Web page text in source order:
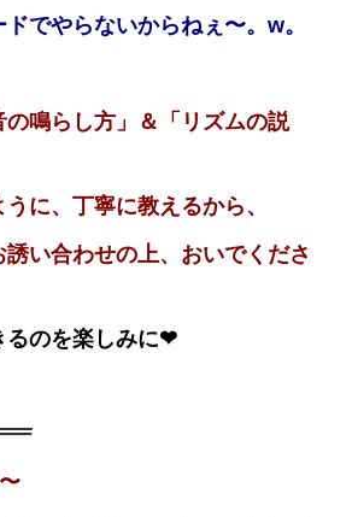
でやらないからねぇ〜。w。
の鳴らし方」＆「リズムの説
に、丁寧に教えるから、
い合わせの上、おいでくださ
るのを楽しみに❤︎